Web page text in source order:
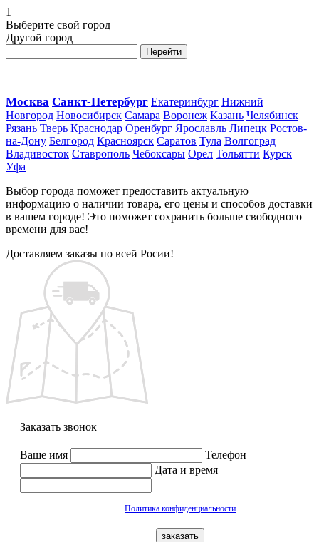
1
Выберите свой город
Другой город
Перейти
Москва Санкт-Петербург Екатеринбург Нижний
Новгород Новосибирск Самара Воронеж Казань Челябинск
Рязань Тверь Краснодар Оренбург Ярославль Липецк Ростов-
на-Дону Белгород Красноярск Саратов Тула Волгоград
Владивосток Ставрополь Чебоксары Орел Тольятти Курск
Уфа
Выбор города поможет предоставить актуальную
информацию о наличии товара, его цены и способов доставки
в вашем городе! Это поможет сохранить больше свободного
времени для вас!
Доставляем заказы по всей Росии!
Заказать звонок
Ваше имя
Телефон
Дата и время
Политика конфиденциальности
заказать